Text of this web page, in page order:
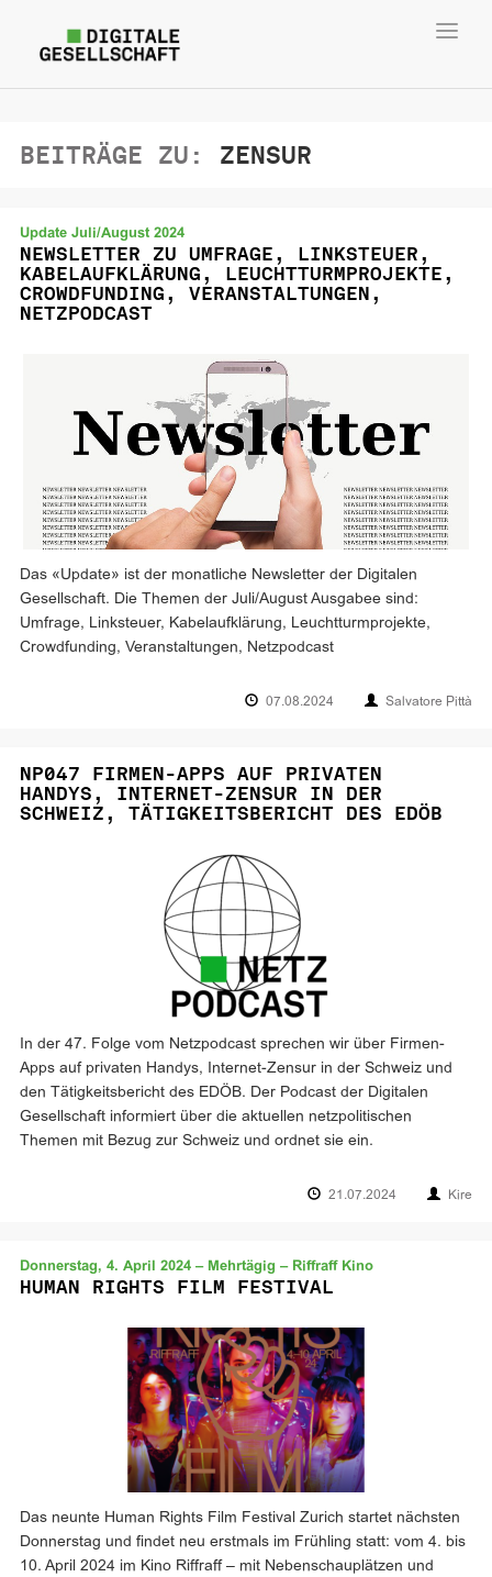
BEITRÄGE ZU: ZENSUR
Update Juli/August 2024
NEWSLETTER ZU UMFRAGE, LINKSTEUER,
KABELAUFKLÄRUNG, LEUCHTTURMPROJEKTE,
CROWDFUNDING, VERANSTALTUNGEN,
NETZPODCAST
Das «Update» ist der monatliche Newsletter der Digitalen
Gesellschaft. Die Themen der Juli/August Ausgabee sind:
Umfrage, Linksteuer, Kabelaufklärung, Leuchtturmprojekte,
Crowdfunding, Veranstaltungen, Netzpodcast
07.08.2024 Salvatore Pittà
NP047 FIRMEN-APPS AUF PRIVATEN
HANDYS, INTERNET-ZENSUR IN DER
SCHWEIZ, TÄTIGKEITSBERICHT DES EDÖB
In der 47. Folge vom Netzpodcast sprechen wir über Firmen-
Apps auf privaten Handys, Internet-Zensur in der Schweiz und
den Tätigkeitsbericht des EDÖB. Der Podcast der Digitalen
Gesellschaft informiert über die aktuellen netzpolitischen
Themen mit Bezug zur Schweiz und ordnet sie ein.
21.07.2024 Kire
Donnerstag, 4. April 2024 – Mehrtägig – Riffraff Kino
HUMAN RIGHTS FILM FESTIVAL
Das neunte Human Rights Film Festival Zurich startet nächsten
Donnerstag und findet neu erstmals im Frühling statt: vom 4. bis
10. April 2024 im Kino Riffraff – mit Nebenschauplätzen und